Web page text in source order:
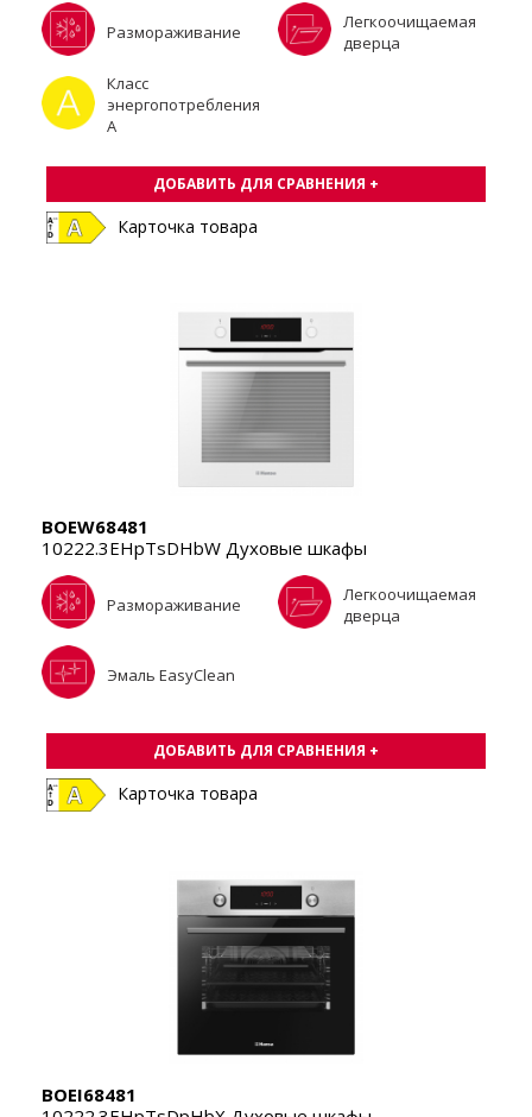
Размораживание
Легкоочищаемая
дверца
Класс
энергопотребления
A
ДОБАВИТЬ ДЛЯ СРАВНЕНИЯ +
Карточка товара
BOEW68481
10222.3EHpTsDHbW Духовые шкафы
Размораживание
Легкоочищаемая
дверца
Эмаль EasyClean
ДОБАВИТЬ ДЛЯ СРАВНЕНИЯ +
Карточка товара
BOEI68481